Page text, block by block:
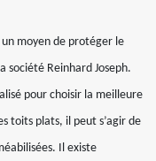
un moyen de protéger le
Reinhard Joseph.
pour choisir la meilleure
toits plats, il peut s’agir de
Il existe